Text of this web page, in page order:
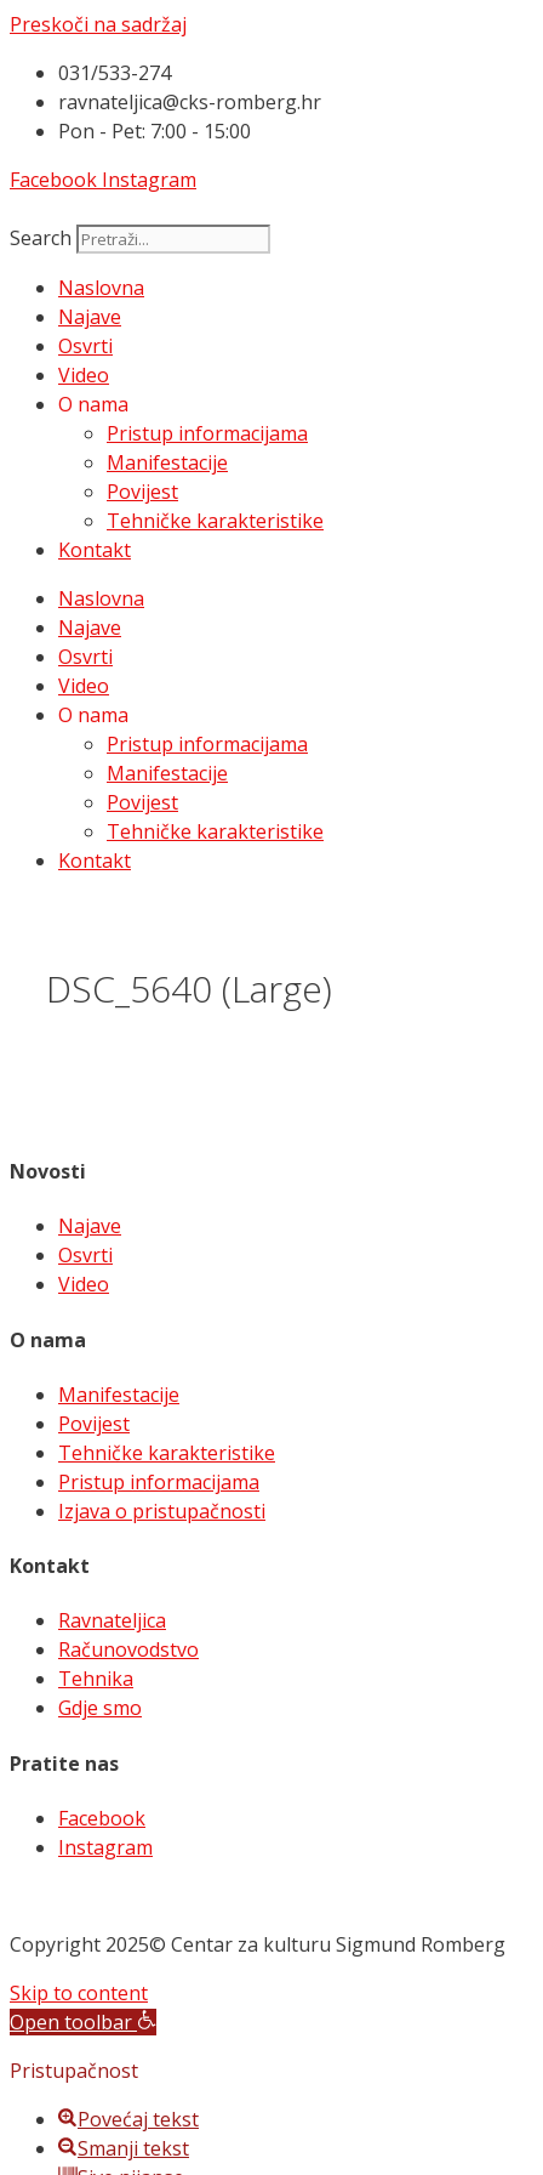
Preskoči na sadržaj
031/533-274
ravnateljica@cks-romberg.hr
Pon - Pet: 7:00 - 15:00
Facebook Instagram
Search
Naslovna
Najave
Osvrti
Video
O nama
Pristup informacijama
Manifestacije
Povijest
Tehničke karakteristike
Kontakt
Naslovna
Najave
Osvrti
Video
O nama
Pristup informacijama
Manifestacije
Povijest
Tehničke karakteristike
Kontakt
DSC_5640 (Large)
Novosti
Najave
Osvrti
Video
O nama
Manifestacije
Povijest
Tehničke karakteristike
Pristup informacijama
Izjava o pristupačnosti
Kontakt
Ravnateljica
Računovodstvo
Tehnika
Gdje smo
Pratite nas
Facebook
Instagram
Copyright 2025© Centar za kulturu Sigmund Romberg
Skip to content
Open toolbar
Pristupačnost
Povećaj tekst
Smanji tekst